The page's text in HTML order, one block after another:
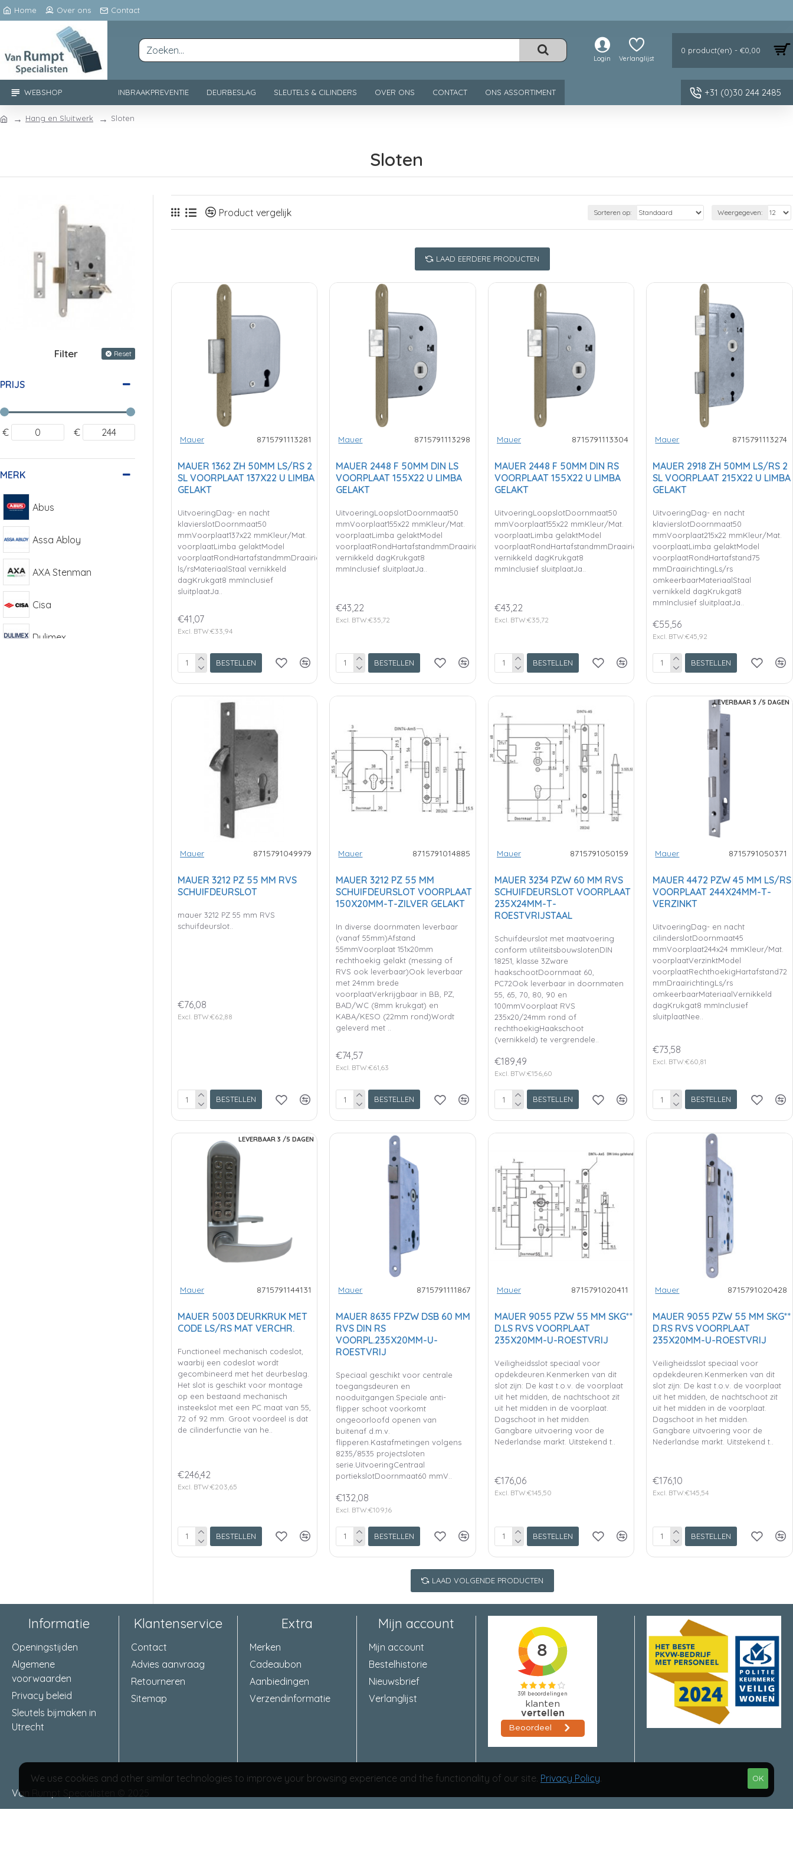
Home Over ons Contact
Login Verlanglijst
0 product(en) - €0,00
WEBSHOP INBRAAKPREVENTIE DEURBESLAG SLEUTELS & CILINDERS OVER ONS CONTACT ONS ASSORTIMENT +31 (0)30 244 2485
Hang en Sluitwerk Sloten
Sloten
Filter Reset
PRIJS
€ €
MERK
Abus
Assa Abloy
AXA Stenman
Cisa
Dulimex
Product vergelijk Sorteren op: Weergegeven:
LAAD EERDERE PRODUCTEN
Mauer 8715791113281
MAUER 1362 ZH 50MM LS/RS 2
SL VOORPLAAT 137X22 U LIMBA
GELAKT
UitvoeringDag- en nacht
klavierslotDoornmaat50
mmVoorplaat137x22 mmKleur/Mat.
voorplaatLimba gelaktModel
voorplaatRondHartafstandmmDraairichtingUniverseel
ls/rsMateriaalStaal vernikkeld
dagKrukgat8 mmInclusief
sluitplaatJa..
€41,07
Excl. BTW:€33,94
BESTELLEN
Mauer 8715791113298
MAUER 2448 F 50MM DIN LS
VOORPLAAT 155X22 U LIMBA
GELAKT
UitvoeringLoopslotDoornmaat50
mmVoorplaat155x22 mmKleur/Mat.
voorplaatLimba gelaktModel
voorplaatRondHartafstandmmDraairichtingLsMateriaalStaal
vernikkeld dagKrukgat8
mmInclusief sluitplaatJa..
€43,22
Excl. BTW:€35,72
BESTELLEN
Mauer 8715791113304
MAUER 2448 F 50MM DIN RS
VOORPLAAT 155X22 U LIMBA
GELAKT
UitvoeringLoopslotDoornmaat50
mmVoorplaat155x22 mmKleur/Mat.
voorplaatLimba gelaktModel
voorplaatRondHartafstandmmDraairichtingRsMateriaalStaal
vernikkeld dagKrukgat8
mmInclusief sluitplaatJa..
€43,22
Excl. BTW:€35,72
BESTELLEN
Mauer 8715791113274
MAUER 2918 ZH 50MM LS/RS 2
SL VOORPLAAT 215X22 U LIMBA
GELAKT
UitvoeringDag- en nacht
klavierslotDoornmaat50
mmVoorplaat215x22 mmKleur/Mat.
voorplaatLimba gelaktModel
voorplaatRondHartafstand75
mmDraairichtingLs/rs
omkeerbaarMateriaalStaal
vernikkeld dagKrukgat8
mmInclusief sluitplaatJa..
€55,56
Excl. BTW:€45,92
BESTELLEN
Mauer 8715791049979
MAUER 3212 PZ 55 MM RVS
SCHUIFDEURSLOT
mauer 3212 PZ 55 mm RVS
schuifdeurslot..
€76,08
Excl. BTW:€62,88
BESTELLEN
Mauer 8715791014885
MAUER 3212 PZ 55 MM
SCHUIFDEURSLOT VOORPLAAT
150X20MM-T-ZILVER GELAKT
In diverse doornmaten leverbaar
(vanaf 55mm)Afstand
55mmVoorplaat 151x20mm
rechthoekig gelakt (messing of
RVS ook leverbaar)Ook leverbaar
met 24mm brede
voorplaatVerkrijgbaar in BB, PZ,
BAD/WC (8mm krukgat) en
KABA/KESO (22mm rond)Wordt
geleverd met ..
€74,57
Excl. BTW:€61,63
BESTELLEN
Mauer 8715791050159
MAUER 3234 PZW 60 MM RVS
SCHUIFDEURSLOT VOORPLAAT
235X24MM-T-
ROESTVRIJSTAAL
Schuifdeurslot met maatvoering
conform utiliteitsbouwslotenDIN
18251, klasse 3Zware
haakschootDoornmaat 60,
PC72Ook leverbaar in doornmaten
55, 65, 70, 80, 90 en
100mmVoorplaat RVS
235x20/24mm rond of
rechthoekigHaakschoot
(vernikkeld) te vergrendele..
€189,49
Excl. BTW:€156,60
BESTELLEN
LEVERBAAR 3 /5 DAGEN
Mauer 8715791050371
MAUER 4472 PZW 45 MM LS/RS
VOORPLAAT 244X24MM-T-
VERZINKT
UitvoeringDag- en nacht
cilinderslotDoornmaat45
mmVoorplaat244x24 mmKleur/Mat.
voorplaatVerzinktModel
voorplaatRechthoekigHartafstand72
mmDraairichtingLs/rs
omkeerbaarMateriaalVernikkeld
dagKrukgat8 mmInclusief
sluitplaatNee..
€73,58
Excl. BTW:€60,81
BESTELLEN
LEVERBAAR 3 /5 DAGEN
Mauer 8715791144131
MAUER 5003 DEURKRUK MET
CODE LS/RS MAT VERCHR.
Functioneel mechanisch codeslot,
waarbij een codeslot wordt
gecombineerd met het deurbeslag.
Het slot is geschikt voor montage
op een bestaand mechanisch
insteekslot met een PC maat van 55,
72 of 92 mm. Groot voordeel is dat
de cilinderfunctie van he..
€246,42
Excl. BTW:€203,65
BESTELLEN
Mauer 8715791111867
MAUER 8635 FPZW DSB 60 MM
RVS DIN RS
VOORPL.235X20MM-U-
ROESTVRIJ
Speciaal geschikt voor centrale
toegangsdeuren en
nooduitgangen.Speciale anti-
flipper schoot voorkomt
ongeoorloofd openen van
buitenaf d.m.v.
flipperen.Kastafmetingen volgens
8235/8535 projectsloten
serie.UitvoeringCentraal
portiekslotDoornmaat60 mmV..
€132,08
Excl. BTW:€109,16
BESTELLEN
Mauer 8715791020411
MAUER 9055 PZW 55 MM SKG**
D.LS RVS VOORPLAAT
235X20MM-U-ROESTVRIJ
Veiligheidsslot speciaal voor
opdekdeuren.Kenmerken van dit
slot zijn: De kast t.o.v. de voorplaat
uit het midden, de nachtschoot zit
uit het midden in de voorplaat.
Dagschoot in het midden.
Gangbare uitvoering voor de
Nederlandse markt. Uitstekend t..
€176,06
Excl. BTW:€145,50
BESTELLEN
Mauer 8715791020428
MAUER 9055 PZW 55 MM SKG**
D.RS RVS VOORPLAAT
235X20MM-U-ROESTVRIJ
Veiligheidsslot speciaal voor
opdekdeuren.Kenmerken van dit
slot zijn: De kast t.o.v. de voorplaat
uit het midden, de nachtschoot zit
uit het midden in de voorplaat.
Dagschoot in het midden.
Gangbare uitvoering voor de
Nederlandse markt. Uitstekend t..
€176,10
Excl. BTW:€145,54
BESTELLEN
LAAD VOLGENDE PRODUCTEN
Informatie
Openingstijden
Algemene
voorwaarden
Privacy beleid
Sleutels bijmaken in
Utrecht
Klantenservice
Contact
Advies aanvraag
Retourneren
Sitemap
Extra
Merken
Cadeaubon
Aanbiedingen
Verzendinformatie
Mijn account
Mijn account
Bestelhistorie
Nieuwsbrief
Verlanglijst
Van Rumpt Specialisten © 2025
OK
We use cookies and other similar technologies to improve your browsing experience and the functionality of our site. Privacy Policy.